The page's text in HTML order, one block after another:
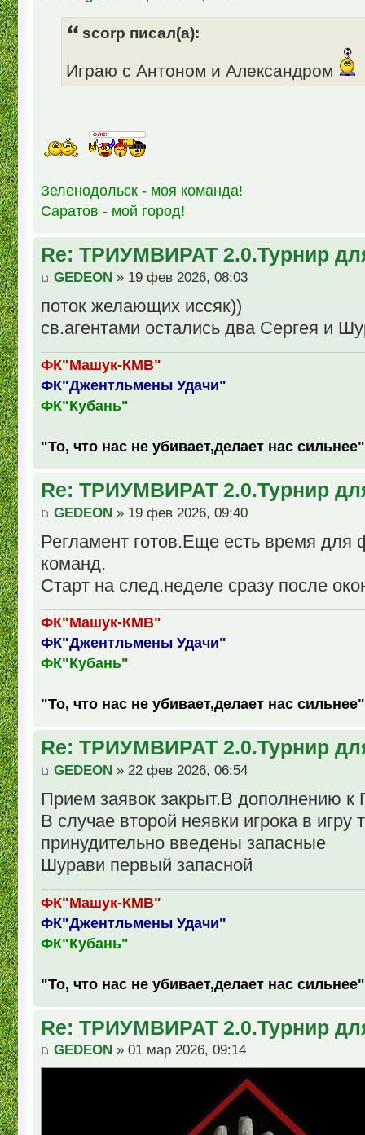
scorp писал(а):
Играю с Антоном и Александром
Зеленодольск - моя команда!
Саратов - мой город!
Re: ТРИУМВИРАТ 2.0.Турнир
GEDEON » 19 фев 2026, 08:03
поток желающих иссяк))
св.агентами остались два Сергея и
ФК"Машук-КМВ"
ФК"Джентльмены Удачи"
ФК"Кубань"
"То, что нас не убивает,делает нас сильнее"
Re: ТРИУМВИРАТ 2.0.Турнир
GEDEON » 19 фев 2026, 09:40
Регламент готов.Еще есть время для
команд.
Старт на след.неделе сразу после
ФК"Машук-КМВ"
ФК"Джентльмены Удачи"
ФК"Кубань"
"То, что нас не убивает,делает нас сильнее"
Re: ТРИУМВИРАТ 2.0.Турнир
GEDEON » 22 фев 2026, 06:54
Прием заявок закрыт.В дополнению к
В случае второй неявки игрока в игру
принудительно введены запасные
Шурави первый запасной
ФК"Машук-КМВ"
ФК"Джентльмены Удачи"
ФК"Кубань"
"То, что нас не убивает,делает нас сильнее"
Re: ТРИУМВИРАТ 2.0.Турнир
GEDEON » 01 мар 2026, 09:14